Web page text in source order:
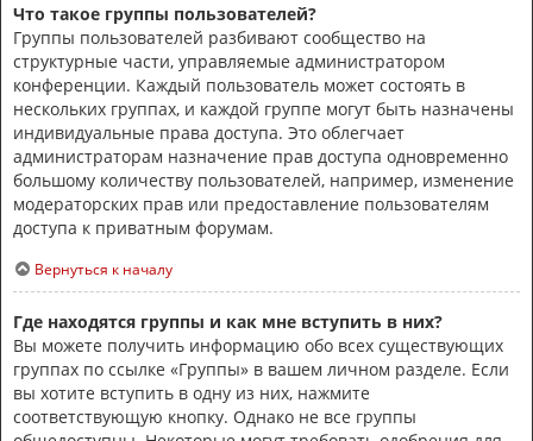
Что такое группы пользователей?
Группы пользователей разбивают сообщество на
структурные части, управляемые администратором
конференции. Каждый пользователь может состоять в
нескольких группах, и каждой группе могут быть назначены
индивидуальные права доступа. Это облегчает
администраторам назначение прав доступа одновременно
большому количеству пользователей, например, изменение
модераторских прав или предоставление пользователям
доступа к приватным форумам.
Вернуться к началу
Где находятся группы и как мне вступить в них?
Вы можете получить информацию обо всех существующих
группах по ссылке «Группы» в вашем личном разделе. Если
вы хотите вступить в одну из них, нажмите
соответствующую кнопку. Однако не все группы